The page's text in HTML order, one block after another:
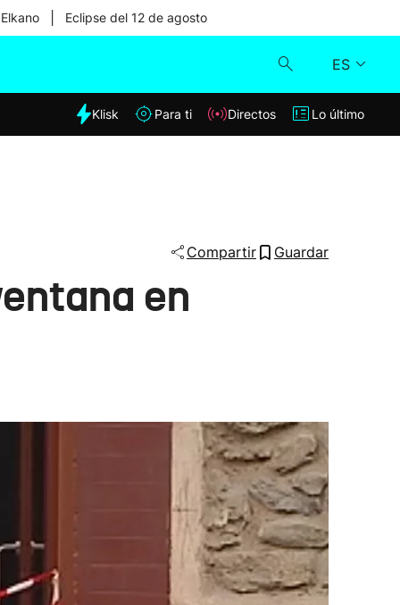
Eclipse del 12 de agosto
ES
Klisk
Klisk Para ti Directos Lo último
Compartir Guardar
en